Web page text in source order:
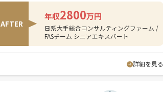
AFTER
年収2800万円
日系大手総合コンサルティングファーム /
FASチーム シニアエキスパート
詳細を見る